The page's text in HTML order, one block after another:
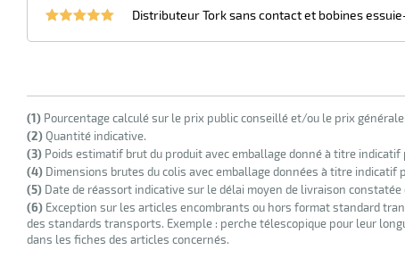
Distributeur Tork sans contact et bobines
(1) Pourcentage calculé sur le prix public conseillé et/ou le prix
(2)Quantité indicative.
(3) Poids estimatif brut du produit avec emballage donné à titre
(4) Dimensions brutes du colis avec emballage données à titre indicatif
(5) Date de réassort indicative sur le délai moyen de livraison constatée
(6) Exception sur les articles encombrants ou hors format standard
des standards transports. Exemple : perche télescopique pour leur
dans les fiches des articles concernés.